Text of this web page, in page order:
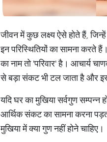
जीवन में कुछ लक्ष्य ऐसे होते हैं,
इन परिस्थितियों का सामना करते
का नाम तो 'परिवार' है। आचार्य
से बड़ा संकट भी टल जाता है और
यदि घर का मुखिया सर्वगुण
आर्थिक संकट का सामना करना
मुखिया में क्या गुण नहीं होने चाहिए।